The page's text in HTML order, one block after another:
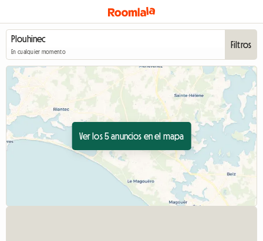
En cualquier momento
Filtros
Ver los 5 anuncios en el mapa